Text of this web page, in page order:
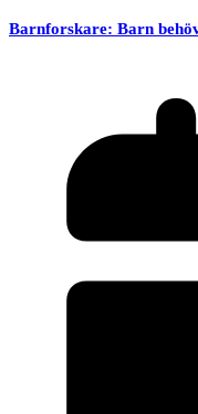
Barnforskare: Barn